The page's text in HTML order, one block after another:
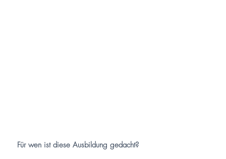
Für wen ist diese Ausbildung gedacht?